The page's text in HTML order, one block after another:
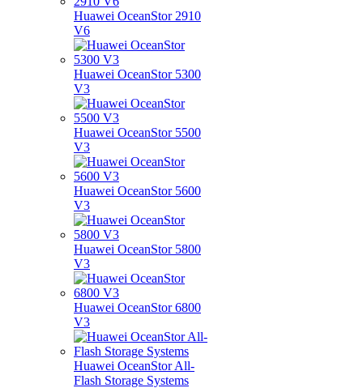
Huawei OceanStor 2910
V6
Huawei OceanStor 5300
V3
Huawei OceanStor 5500
V3
Huawei OceanStor 5600
V3
Huawei OceanStor 5800
V3
Huawei OceanStor 6800
V3
Huawei OceanStor All-
Flash Storage Systems